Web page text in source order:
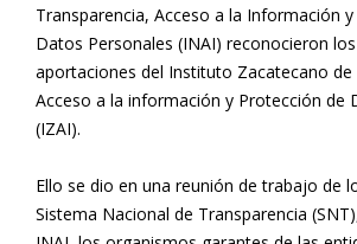
Transparencia, Acceso a la Información
Datos Personales (INAI) reconocieron
aportaciones del Instituto Zacatecano de
Acceso a la información y Protección de
(IZAI).
Ello se dio en una reunión de trabajo de
Sistema Nacional de Transparencia